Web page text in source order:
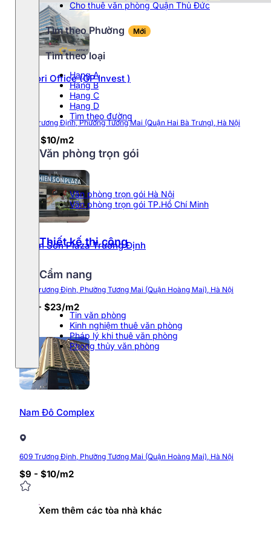
Cho thuê văn phòng Quận Thủ Đức
Tìm theo Phường Mới
Tìm theo loại
Hang A
Hạng B
Hạng C
Hạng D
Tìm theo đường
Văn phòng trọn gói
Văn phòng trọn gói Hà Nội
Văn phòng trọn gói TP.Hồ Chí Minh
Thiết kế thi công
Cẩm nang
Tin văn phòng
Kinh nghiệm thuê văn phòng
Pháp lý khi thuê văn phòng
Phong thủy văn phòng
Phường Cầu Giấy
Phường Ba Đình
Phường Đống Đa
Phường Ngọc Hà
Phường Từ Liêm
Minori Office (GP Invest )
67A Trương Định, Phường Tương Mai (Quận Hai Bà Trưng), Hà Nội
$8 - $10/m2
Thiên Sơn Plaza Trương Định
609 Trương Định, Phường Tương Mai (Quận Hoàng Mai), Hà Nội
$10 - $23/m2
Nam Đô Complex
609 Trương Định, Phường Tương Mai (Quận Hoàng Mai), Hà Nội
$9 - $10/m2
Xem thêm các tòa nhà khác